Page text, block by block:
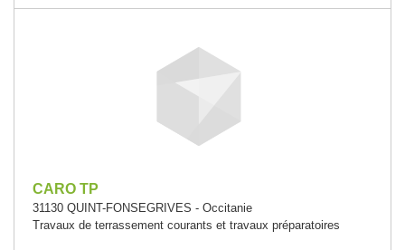
CARO TP
31130 QUINT-FONSEGRIVES - Occitanie
Travaux de terrassement courants et travaux préparatoires